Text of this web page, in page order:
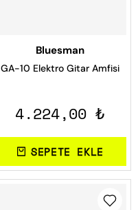
Bluesman
GA-10 Elektro Gitar Amfisi
4.224,00 ₺
SEPETE EKLE